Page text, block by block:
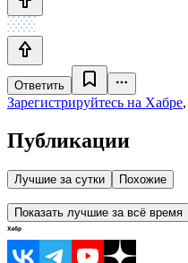
Ответить
Зарегистрируйтесь на Хабре
Публикации
Лучшие за сутки Похожие
Показать лучшие за всё время